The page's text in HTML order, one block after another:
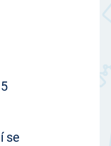
se